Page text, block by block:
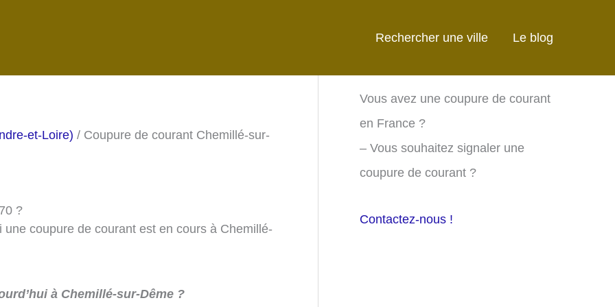
Rechercher une ville Le blog
et-Loire) / Coupure de courant Chemillé-sur-
?
coupure de courant est en cours à Chemillé-
à Chemillé-sur-Dême ?
Vous avez une coupure de courant
en France ?
– Vous souhaitez signaler une
coupure de courant ?
Contactez-nous !